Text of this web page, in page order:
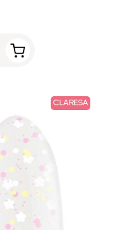
CLARESA